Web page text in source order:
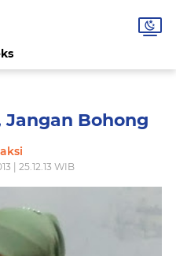
Bohong
| 25.12.13 WIB